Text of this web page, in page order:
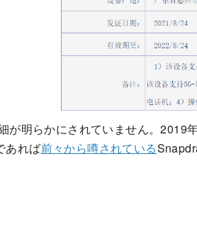
が明らかにされていません。2019
あれば前々から噂されている